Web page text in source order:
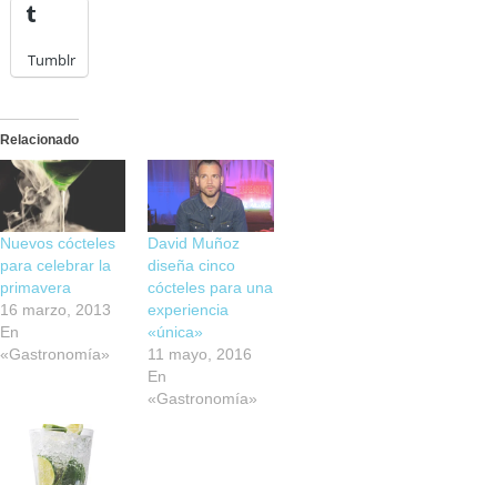
Tumblr
Relacionado
Nuevos cócteles
para celebrar la
primavera
16 marzo, 2013
En
«Gastronomía»
David Muñoz
diseña cinco
cócteles para una
experiencia
«única»
11 mayo, 2016
En
«Gastronomía»